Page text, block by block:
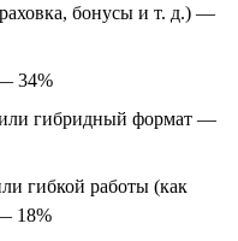
бонусы и т. д.) —
34%
или гибридный формат —
гибкой работы (как
18%